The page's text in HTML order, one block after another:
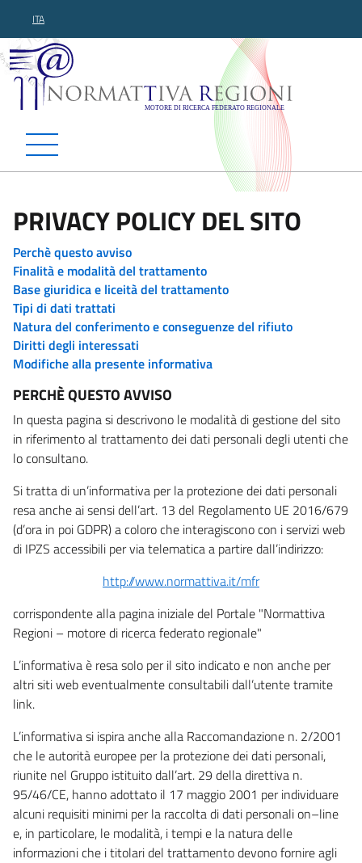
ITA
Normattiva Regioni -
PRIVACY POLICY DEL SITO
Perchè questo avviso
Finalità e modalità del trattamento
Base giuridica e liceità del trattamento
Tipi di dati trattati
Natura del conferimento e conseguenze del rifiuto
Diritti degli interessati
Modifiche alla presente informativa
PERCHÈ QUESTO AVVISO
In questa pagina si descrivono le modalità di gestione del sito
in riferimento al trattamento dei dati personali degli utenti che
lo consultano.
Si tratta di un’informativa per la protezione dei dati personali
resa anche ai sensi dell’art. 13 del Regolamento UE 2016/679
(d’ora in poi GDPR) a coloro che interagiscono con i servizi web
di IPZS accessibili per via telematica a partire dall’indirizzo:
http://www.normattiva.it/mfr
corrispondente alla pagina iniziale del Portale "Normattiva
Regioni – motore di ricerca federato regionale"
L’informativa è resa solo per il sito indicato e non anche per
altri siti web eventualmente consultabili dall’utente tramite
link.
L’informativa si ispira anche alla Raccomandazione n. 2/2001
che le autorità europee per la protezione dei dati personali,
riunite nel Gruppo istituito dall’art. 29 della direttiva n.
95/46/CE, hanno adottato il 17 maggio 2001 per individuare
alcuni requisiti minimi per la raccolta di dati personali on–line
e, in particolare, le modalità, i tempi e la natura delle
informazioni che i titolari del trattamento devono fornire agli